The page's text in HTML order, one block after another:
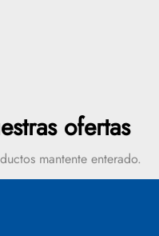
ofertas
mantente enterado.